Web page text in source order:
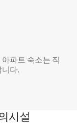
파트 숙소는 직
다.
시설